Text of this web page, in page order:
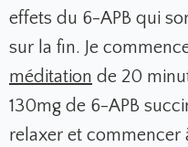
effets du 6-APB qui
sur la fin. Je
méditation de 20
130mg de 6-APB
relaxer et commencer